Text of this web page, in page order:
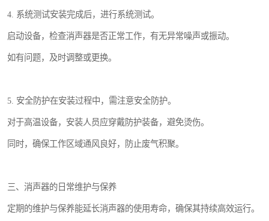
4. 系统测试安装完成后，进行系统测试。
启动设备，检查消声器是否正常工作，有无异常噪声或振动。
如有问题，及时调整或更换。
5. 安全防护在安装过程中，需注意安全防护。
对于高温设备，安装人员应穿戴防护装备，避免烫伤。
同时，确保工作区域通风良好，防止废气积聚。
三、消声器的日常维护与保养
定期的维护与保养能延长消声器的使用寿命，确保其持续高效运行。